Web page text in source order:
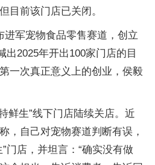
目前该门店已关闭。
进军宠物食品零售赛道，创立
出2025年开出100家门店的目
一次真正意义上的创业，侯毅
鲜生”线下门店陆续关店。近
，自己对宠物赛道判断有误，
门店，并坦言：“确实没有做